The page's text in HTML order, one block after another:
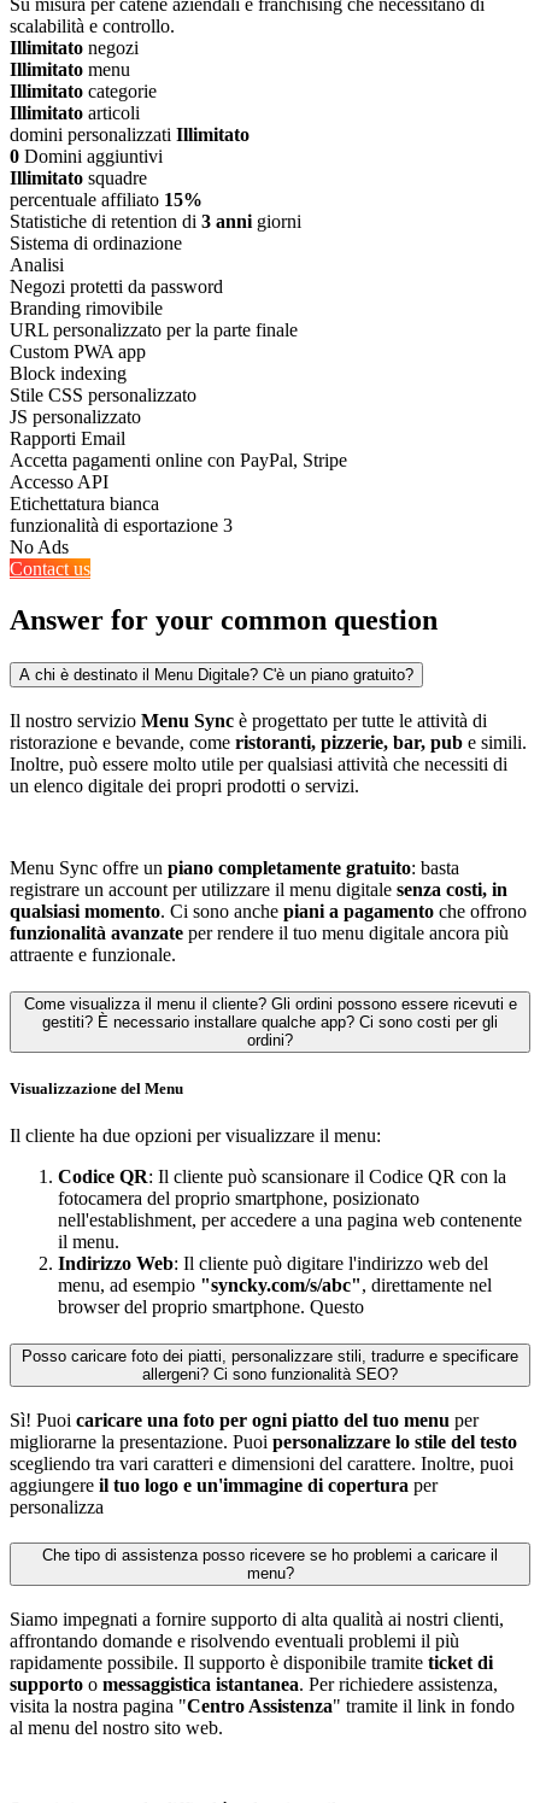
scalabilità e controllo.
Illimitato negozi
Illimitato menu
Illimitato categorie
Illimitato articoli
domini personalizzati Illimitato
0 Domini aggiuntivi
Illimitato squadre
percentuale affiliato 15%
Statistiche di retention di 3 anni giorni
Sistema di ordinazione
Analisi
Negozi protetti da password
Branding rimovibile
URL personalizzato per la parte finale
Custom PWA app
Block indexing
Stile CSS personalizzato
JS personalizzato
Rapporti Email
Accetta pagamenti online con PayPal, Stripe
Accesso API
Etichettatura bianca
funzionalità di esportazione 3
No Ads
Contact us
Answer for your common question
A chi è destinato il Menu Digitale? C'è un piano gratuito?
Il nostro servizio Menu Sync è progettato per tutte le attività di
ristorazione e bevande, come ristoranti, pizzerie, bar, pub e simili.
Inoltre, può essere molto utile per qualsiasi attività che necessiti di
un elenco digitale dei propri prodotti o servizi.
Menu Sync offre un piano completamente gratuito: basta
registrare un account per utilizzare il menu digitale senza costi, in
qualsiasi momento. Ci sono anche piani a pagamento che offrono
funzionalità avanzate per rendere il tuo menu digitale ancora più
attraente e funzionale.
Come visualizza il menu il cliente? Gli ordini possono essere ricevuti e
gestiti? È necessario installare qualche app? Ci sono costi per gli
ordini?
Visualizzazione del Menu
Il cliente ha due opzioni per visualizzare il menu:
Codice QR: Il cliente può scansionare il Codice QR con la
fotocamera del proprio smartphone, posizionato
nell'establishment, per accedere a una pagina web contenente
il menu.
Indirizzo Web: Il cliente può digitare l'indirizzo web del
menu, ad esempio "syncky.com/s/abc", direttamente nel
browser del proprio smartphone. Questo
Posso caricare foto dei piatti, personalizzare stili, tradurre e specificare
allergeni? Ci sono funzionalità SEO?
Sì! Puoi caricare una foto per ogni piatto del tuo menu per
migliorarne la presentazione. Puoi personalizzare lo stile del testo
scegliendo tra vari caratteri e dimensioni del carattere. Inoltre, puoi
aggiungere il tuo logo e un'immagine di copertura per
personalizza
Che tipo di assistenza posso ricevere se ho problemi a caricare il
menu?
Siamo impegnati a fornire supporto di alta qualità ai nostri clienti,
affrontando domande e risolvendo eventuali problemi il più
rapidamente possibile. Il supporto è disponibile tramite ticket di
supporto o messaggistica istantanea. Per richiedere assistenza,
visita la nostra pagina "Centro Assistenza" tramite il link in fondo
al menu del nostro sito web.